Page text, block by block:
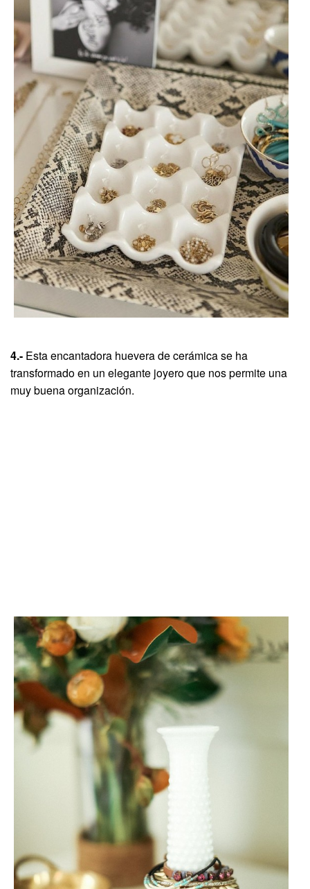
4.- Esta encantadora huevera de cerámica se ha
transformado en un elegante joyero que nos permite una
muy buena organización.